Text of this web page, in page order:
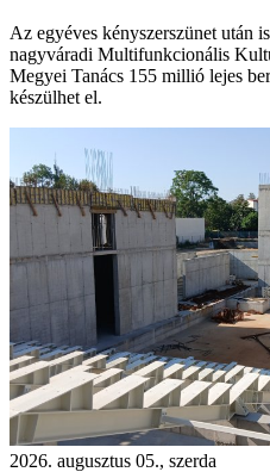
Az egyéves kényszerszünet után
nagyváradi Multifunkcionális
Megyei Tanács 155 millió lejes
készülhet el.
2026. augusztus 05., szerda